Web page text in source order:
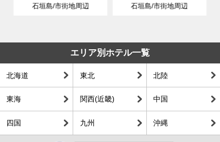
石垣島/市街地周辺 石垣島/市街地周辺
エリア別ホテル一覧
北海道 東北 北陸
東海 関西(近畿) 中国
四国 九州 沖縄